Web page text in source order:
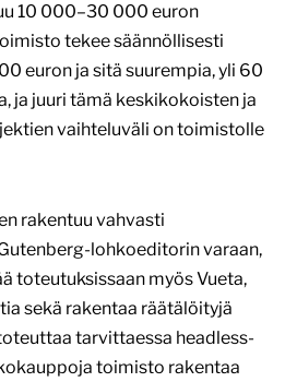
10 000–30 000 euron
tekee säännöllisesti
euron ja sitä suurempia, yli 60
ja juuri tämä keskikokoisten ja
vaihteluväli on toimistolle
rakentuu vahvasti
lohkoeditorin varaan,
toteutuksissaan myös Vueta,
sekä rakentaa räätälöityjä
tarvittaessa headless-
toimisto rakentaa